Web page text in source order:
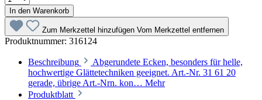
In den Warenkorb
Zum Merkzettel hinzufügen Vom Merkzettel entfernen
Produktnummer: 316124
Beschreibung
Abgerundete Ecken, besonders für helle,
hochwertige Glättetechniken geeignet. Art.-Nr. 31 61 20
gerade, übrige Art.-Nrn. kon… Mehr
Produktblatt